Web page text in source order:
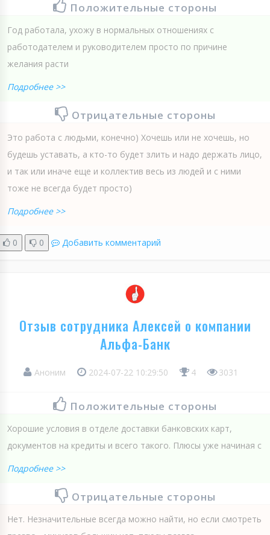
Положительные стороны
Год работала, ухожу в нормальных отношениях с
работодателем и руководителем просто по причине
желания расти
Подробнее >>
Отрицательные стороны
Это работа с людьми, конечно) Хочешь или не хочешь, но
будешь уставать, а кто-то будет злить и надо держать лицо,
и так или иначе еще и коллектив весь из людей и с ними
тоже не всегда будет просто)
Подробнее >>
0 0 Добавить комментарий
Отзыв сотрудника Алексей о компании
Альфа-Банк
Аноним 2024-07-22 10:29:50 4 3031
Положительные стороны
Хорошие условия в отделе доставки банковских карт,
документов на кредиты и всего такого. Плюсы уже начиная с
Подробнее >>
Отрицательные стороны
Нет. Незначительные всегда можно найти, но если смотреть